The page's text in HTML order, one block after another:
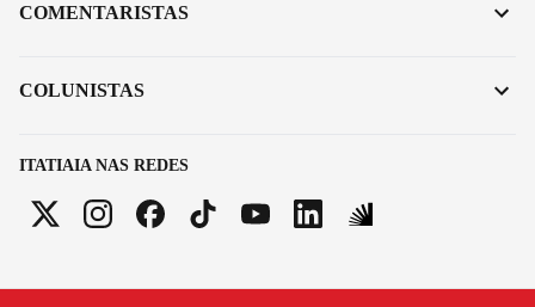
ITATIAIA NAS REDES
COMENTARISTAS
COLUNISTAS